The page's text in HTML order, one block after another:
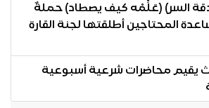
السر) (عَلِّمْه كيف يصطاد) حملةٌ
المحتاجين أطلقتها لجنة القارة
يقيم محاضرات شرعية أسبوعية